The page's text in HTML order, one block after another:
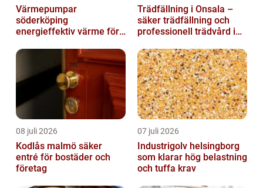
Värmepumpar
söderköping
energieffektiv värme för
Trädfällning i Onsala –
säker trädfällning och
professionell trädvård i
08 juli 2026
Kodlås malmö säker
entré för bostäder och
företag
07 juli 2026
Industrigolv helsingborg
som klarar hög belastning
och tuffa krav